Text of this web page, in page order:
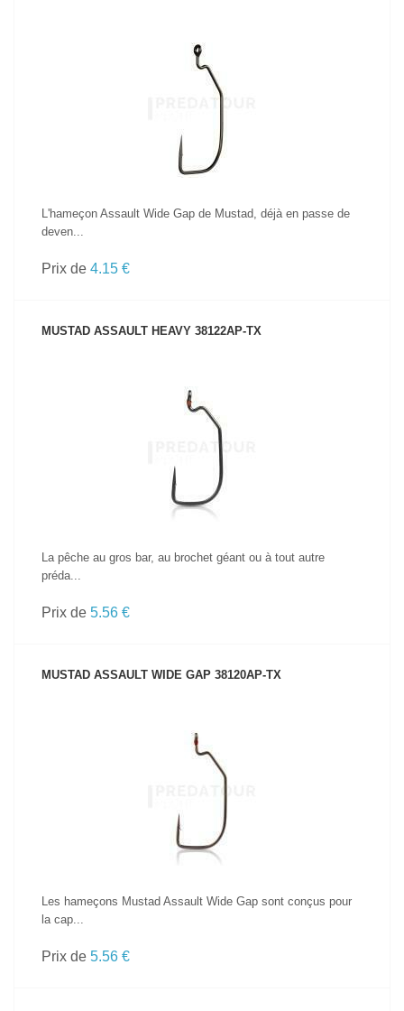
VOIR LE PRODUIT
L'hameçon Assault Wide Gap de Mustad, déjà en passe de
deven...
Prix de 4.15 €
MUSTAD ASSAULT HEAVY 38122AP-TX
VOIR LE PRODUIT
La pêche au gros bar, au brochet géant ou à tout autre
préda...
Prix de 5.56 €
MUSTAD ASSAULT WIDE GAP 38120AP-TX
VOIR LE PRODUIT
Les hameçons Mustad Assault Wide Gap sont conçus pour
la cap...
Prix de 5.56 €